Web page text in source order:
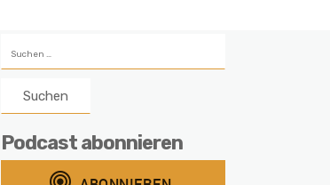
nach:
Podcast abonnieren